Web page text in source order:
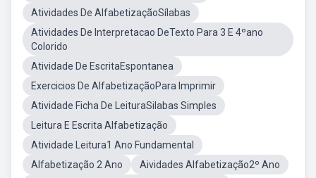
Atividades De AlfabetizaçãoSílabas
Atividades De Interpretacao DeTexto Para 3 E 4ºano
Colorido
Atividade De EscritaEspontanea
Exercicios De AlfabetizaçãoPara Imprimir
Atividade Ficha De LeituraSilabas Simples
Leitura E Escrita Alfabetização
Atividade Leitura1 Ano Fundamental
Alfabetização 2 Ano
Aividades Alfabetização2º Ano